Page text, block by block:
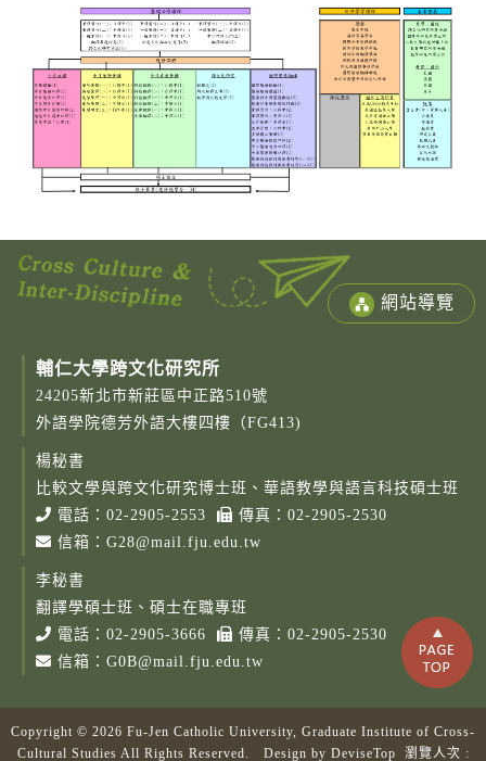
網站導覽
輔仁大學跨文化研究所
24205新北市新莊區中正路510號
外語學院德芳外語大樓四樓（FG413)
楊秘書
比較文學與跨文化研究博士班、華語教學與語言科技碩士班
電話： 02-2905-2553
傳真：02-2905-2530
信箱： G28@mail.fju.edu.tw
李秘書
翻譯學碩士班、碩士在職專班
電話： 02-2905-3666
傳真：02-2905-2530
信箱： G0B@mail.fju.edu.tw
Copyright © 2026 Fu-Jen Catholic University, Graduate Institute of Cross-
Cultural Studies All Rights Reserved. Design by DeviseTop 瀏覽人次 :